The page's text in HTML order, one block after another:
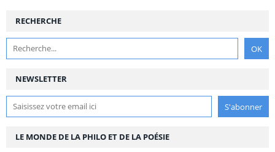
NEWSLETTER
RECHERCHE
LE MONDE DE LA PHILO ET DE LA POÉSIE